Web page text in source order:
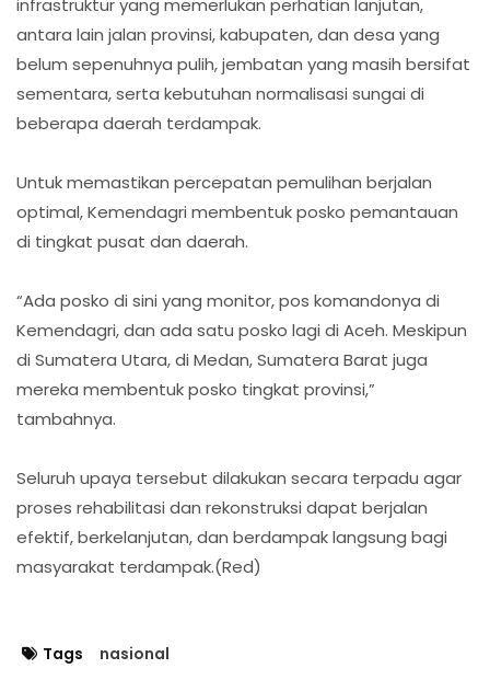
infrastruktur yang memerlukan perhatian lanjutan,
antara lain jalan provinsi, kabupaten, dan desa yang
belum sepenuhnya pulih, jembatan yang masih bersifat
sementara, serta kebutuhan normalisasi sungai di
beberapa daerah terdampak.
Untuk memastikan percepatan pemulihan berjalan
optimal, Kemendagri membentuk posko pemantauan
di tingkat pusat dan daerah.
“Ada posko di sini yang monitor, pos komandonya di
Kemendagri, dan ada satu posko lagi di Aceh. Meskipun
di Sumatera Utara, di Medan, Sumatera Barat juga
mereka membentuk posko tingkat provinsi,”
tambahnya.
Seluruh upaya tersebut dilakukan secara terpadu agar
proses rehabilitasi dan rekonstruksi dapat berjalan
efektif, berkelanjutan, dan berdampak langsung bagi
masyarakat terdampak.(Red)
Tags nasional